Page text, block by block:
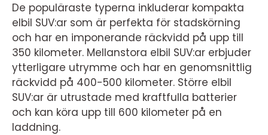
De populäraste typerna inkluderar kompakta
elbil SUV:ar som är perfekta för stadskörning
och har en imponerande räckvidd på upp till
350 kilometer. Mellanstora elbil SUV:ar erbjuder
ytterligare utrymme och har en genomsnittlig
räckvidd på 400-500 kilometer. Större elbil
SUV:ar är utrustade med kraftfulla batterier
och kan köra upp till 600 kilometer på en
laddning.